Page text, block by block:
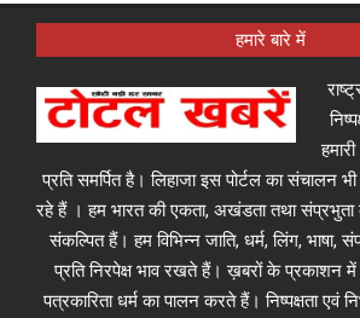
हमारे बारे में
प्रति समर्पित है। लिहाजा इस पोर्टल का संचालन
रहे हैं । हम भारत की एकता, अखंडता तथा संप्रभुता
संकल्पित हैं। हम विभिन्न जाति, धर्म, लिंग,
प्रति निरपेक्ष भाव रखते हैं। ख़बरों के प्रकाशन में
पत्रकारिता धर्म का पालन करते हैं। निष्पक्षता एवं